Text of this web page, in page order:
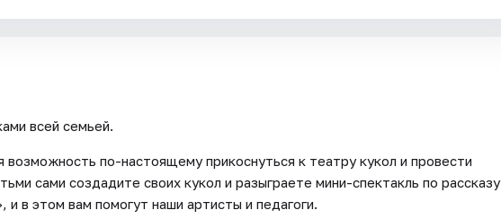
всей семьей.
по-настоящему прикоснуться к театру кукол и провести
сами создадите своих кукол и разыграете мини-спектакль по рассказу
в этом вам помогут наши артисты и педагоги.